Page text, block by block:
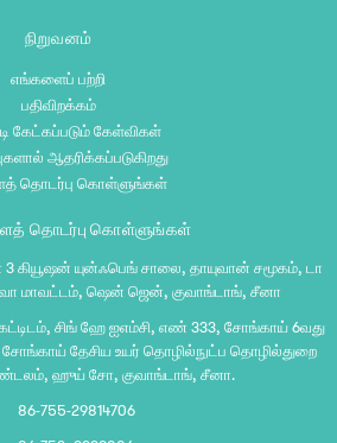
நிறுவனம்
எங்களைப் பற்றி
பதிவிறக்கம்
கேட்கப்படும் கேள்விகள்
ஆதரிக்கப்படுகிறது
தொடர்பு கொள்ளுங்கள்
தொடர்பு கொள்ளுங்கள்
கியூஷன் யுன்ஃபெங் சாலை, தாயுவான் சமூகம், டா
மாவட்டம், ஷென் ஜென், குவாங்டாங், சீனா
கட்டிடம், சிங் ஹே ஐஎம்சி, எண் 333, சோங்காய் 6வது
தேசிய உயர் தொழில்நுட்ப தொழில்துறை
ஹுய் சோ, குவாங்டாங், சீனா.
86-755-29814706